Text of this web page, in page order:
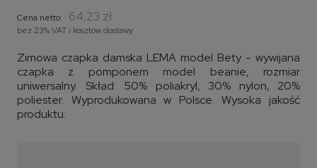
Cena netto: 64,23 zł
bez 23% VAT i kosztów dostawy
Zimowa czapka damska LEMA model Bety - wywijana
czapka z pomponem model beanie, rozmiar
uniwersalny. Skład: 50% poliakryl, 30% nylon, 20%
poliester. Wyprodukowana w Polsce. Wysoka jakość
produktu.